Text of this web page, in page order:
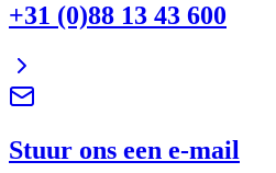
+31 (0)88 13 43 600
Stuur ons een e-mail